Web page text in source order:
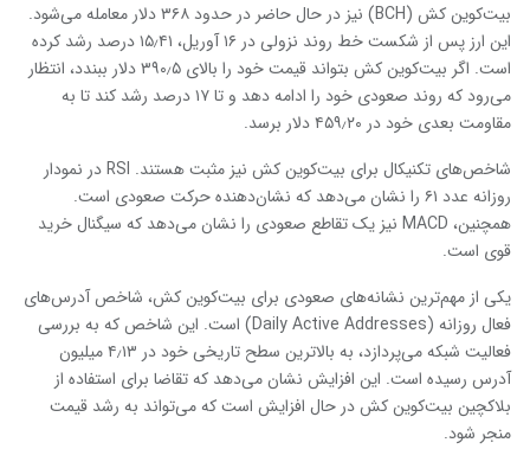
بیت‌کوین کش (BCH) نیز در حال حاضر در حدود ۳۶۸ دلار معامله می‌شود.
این ارز پس از شکست خط روند نزولی در ۱۶ آوریل، ۱۵٫۴۱ درصد رشد کرده
است. اگر بیت‌کوین کش بتواند قیمت خود را بالای ۳۹۰٫۵ دلار ببندد، انتظار
می‌رود که روند صعودی خود را ادامه دهد و تا ۱۷ درصد رشد کند تا به
مقاومت بعدی خود در ۴۵۹٫۲۰ دلار برسد.
شاخص‌های تکنیکال برای بیت‌کوین کش نیز مثبت هستند. RSI در نمودار
روزانه عدد ۶۱ را نشان می‌دهد که نشان‌دهنده حرکت صعودی است.
همچنین، MACD نیز یک تقاطع صعودی را نشان می‌دهد که سیگنال خرید
قوی است.
یکی از مهم‌ترین نشانه‌های صعودی برای بیت‌کوین کش، شاخص آدرس‌های
فعال روزانه (Daily Active Addresses) است. این شاخص که به بررسی
فعالیت شبکه می‌پردازد، به بالاترین سطح تاریخی خود در ۴٫۱۳ میلیون
آدرس رسیده است. این افزایش نشان می‌دهد که تقاضا برای استفاده از
بلاکچین بیت‌کوین کش در حال افزایش است که می‌تواند به رشد قیمت
منجر شود.